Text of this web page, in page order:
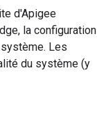
d'Apigee
la configuration
Les
du système (y